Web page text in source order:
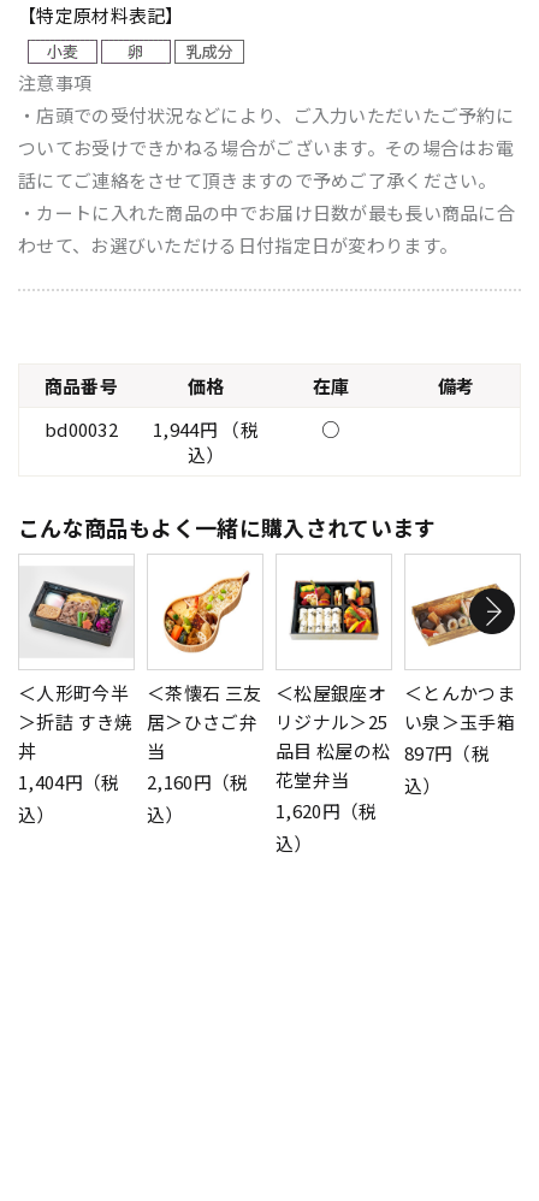
【特定原材料表記】
注意事項
・店頭での受付状況などにより、ご入力いただいたご予約に
ついてお受けできかねる場合がございます。その場合はお電
話にてご連絡をさせて頂きますので予めご了承ください。
・カートに入れた商品の中でお届け日数が最も長い商品に合
わせて、お選びいただける日付指定日が変わります。
商品番号 価格 在庫
備考
bd00032
1,944円 （税
込）
○
こんな商品もよく一緒に購入されています
＜人形町今半
＞折詰 すき焼
丼
1,404円（税
込）
＜茶懐石 三友
居＞ひさご弁
当
2,160円（税
込）
＜松屋銀座オ
リジナル＞25
品目 松屋の松
花堂弁当
1,620円（税
込）
＜とんかつま
い泉＞玉手箱
897円（税
込）